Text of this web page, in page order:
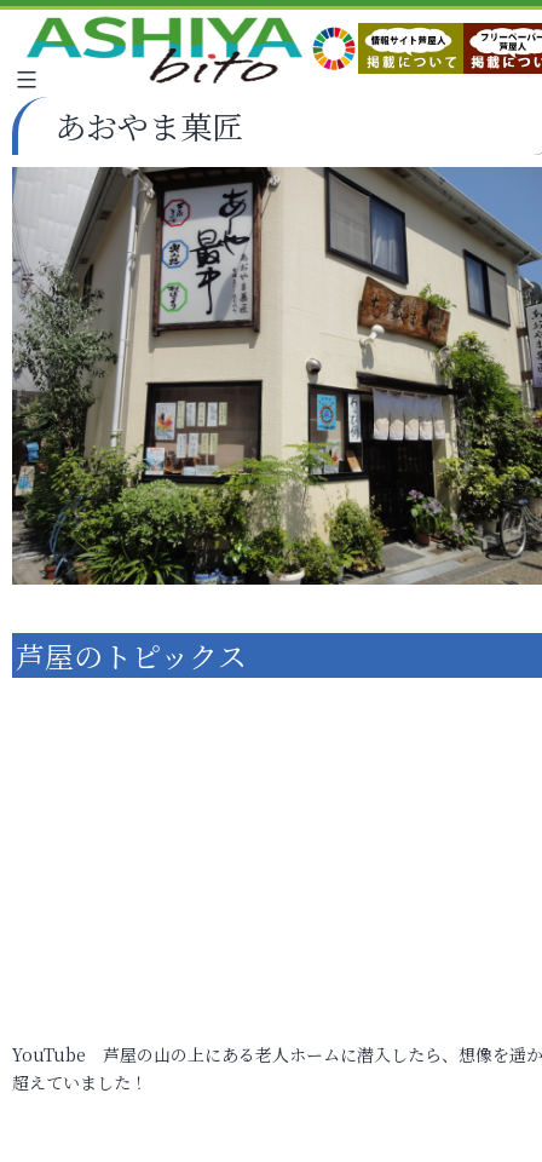
あおやま菓匠
芦屋のトピックス
YouTube 芦屋の山の上にある老人ホームに潜入したら、想像を遥
超えていました！